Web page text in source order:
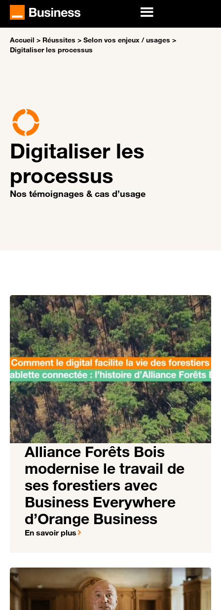
Accueil > Réussites > Selon vos enjeux / usages >
Digitaliser les processus
Digitaliser les
processus
Nos témoignages & cas d’usage
Alliance Forêts Bois
modernise le travail de
ses forestiers avec
Business Everywhere
d’Orange Business
En savoir plus